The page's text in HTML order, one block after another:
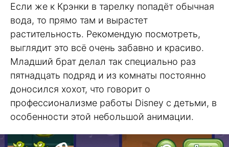
Если же к Крэнки в тарелку попадёт обычная
вода, то прямо там и вырастет
растительность. Рекомендую посмотреть,
выглядит это всё очень забавно и красиво.
Младший брат делал так специально раз
пятнадцать подряд и из комнаты постоянно
доносился хохот, что говорит о
профессионализме работы Disney с детьми, в
особенности этой небольшой анимации.